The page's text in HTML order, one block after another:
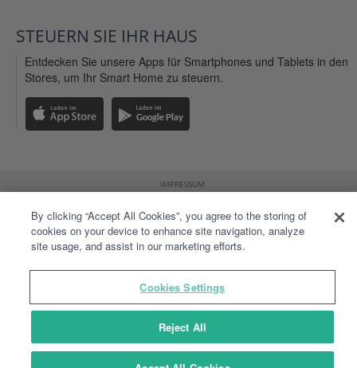
STEUERN SIE IHR HAUS
Entdecken Sie unsere Apps für Smartphones und Tablets in den
Stores, um Ihr Smart Home zu steuern.
IMPRESSUM
AGB WEBSITE
ALLGEMEINE NUTZUNGSBEDINGUNSEN
PERSÖNLICHE DATEN
By clicking “Accept All Cookies”, you agree to the storing of
cookies on your device to enhance site navigation, analyze
site usage, and assist in our marketing efforts.
Cookies Settings
Reject All